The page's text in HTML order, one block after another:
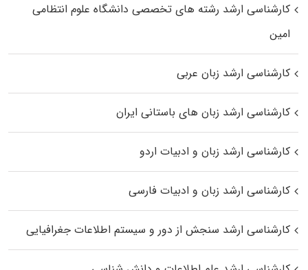
کارشناسی ارشد رﺷﺘﻪ ﻫﺎی تخصصی داﻧﺸﮕﺎه ﻋﻠﻮم انتظامی
اﻣﻴﻦ
کارشناسی ارشد زبان عربی
کارشناسی ارشد زبان‌ های باستانی ایران
کارشناسی ارشد زبان و ادبیات اردو
کارشناسی ارشد زبان و ادبیات فارسی
کارشناسی ارشد سنجش از دور و سیستم اطلاعات جغرافیایی